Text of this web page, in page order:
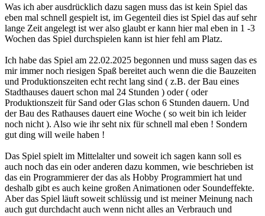
Was ich aber ausdrücklich dazu sagen muss das ist kein Spiel das
eben mal schnell gespielt ist, im Gegenteil dies ist Spiel das auf sehr
lange Zeit angelegt ist wer also glaubt er kann hier mal eben in 1 -3
Wochen das Spiel durchspielen kann ist hier fehl am Platz.
Ich habe das Spiel am 22.02.2025 begonnen und muss sagen das es
mir immer noch riesigen Spaß bereitet auch wenn die die Bauzeiten
und Produktionszeiten echt recht lang sind ( z.B. der Bau eines
Stadthauses dauert schon mal 24 Stunden ) oder ( oder
Produktionszeit für Sand oder Glas schon 6 Stunden dauern. Und
der Bau des Rathauses dauert eine Woche ( so weit bin ich leider
noch nicht ). Also wie ihr seht nix für schnell mal eben ! Sondern
gut ding will weile haben !
Das Spiel spielt im Mittelalter und soweit ich sagen kann soll es
auch noch das ein oder anderen dazu kommen, wie beschrieben ist
das ein Programmierer der das als Hobby Programmiert hat und
deshalb gibt es auch keine großen Animationen oder Soundeffekte.
Aber das Spiel läuft soweit schlüssig und ist meiner Meinung nach
auch gut durchdacht auch wenn nicht alles an Verbrauch und